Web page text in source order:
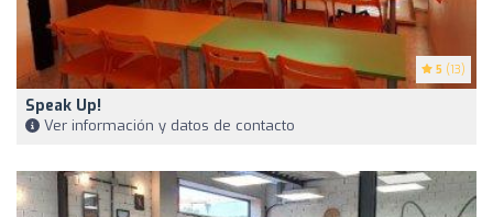
5 (13)
Speak Up!
Ver información y datos de contacto